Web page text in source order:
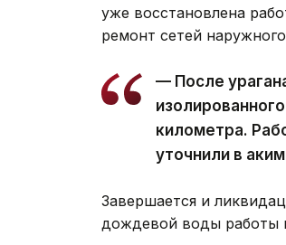
уже восстановлена
ремонт сетей
— После
километра.
уточнили в
Завершается и
дождевой воды работы